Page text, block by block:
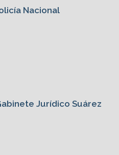
Nacional
Jurídico Suárez